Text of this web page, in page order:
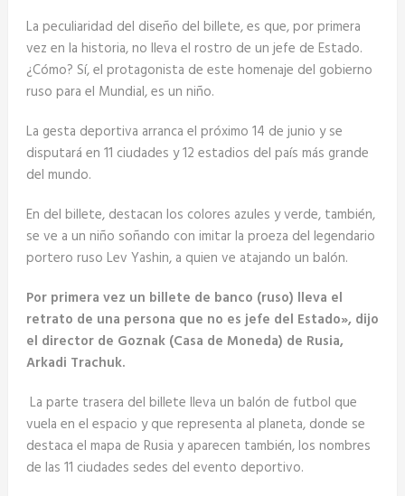
La peculiaridad del diseño del billete, es que, por primera
vez en la historia, no lleva el rostro de un jefe de Estado.
¿Cómo? Sí, el protagonista de este homenaje del gobierno
ruso para el Mundial, es un niño.
La gesta deportiva arranca el próximo 14 de junio y se
disputará en 11 ciudades y 12 estadios del país más grande
del mundo.
En del billete, destacan los colores azules y verde, también,
se ve a un niño soñando con imitar la proeza del legendario
portero ruso Lev Yashin, a quien ve atajando un balón.
Por primera vez un billete de banco (ruso) lleva el
retrato de una persona que no es jefe del Estado», dijo
el director de Goznak (Casa de Moneda) de Rusia,
Arkadi Trachuk.
La parte trasera del billete lleva un balón de futbol que
vuela en el espacio y que representa al planeta, donde se
destaca el mapa de Rusia y aparecen también, los nombres
de las 11 ciudades sedes del evento deportivo.